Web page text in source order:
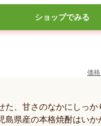
ショップでみる
価
た、甘さのなかにしっ
島県産の本格焼酎はいか